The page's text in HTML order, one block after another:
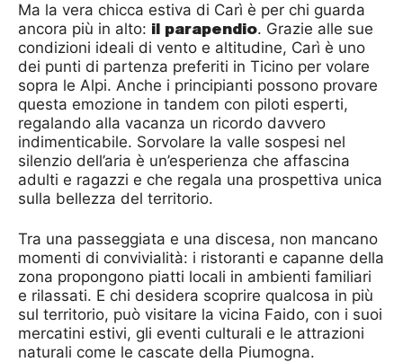
Ma la vera chicca estiva di Carì è per chi guarda
ancora più in alto: il parapendio. Grazie alle sue
condizioni ideali di vento e altitudine, Carì è uno
dei punti di partenza preferiti in Ticino per volare
sopra le Alpi. Anche i principianti possono provare
questa emozione in tandem con piloti esperti,
regalando alla vacanza un ricordo davvero
indimenticabile. Sorvolare la valle sospesi nel
silenzio dell’aria è un’esperienza che affascina
adulti e ragazzi e che regala una prospettiva unica
sulla bellezza del territorio.
Tra una passeggiata e una discesa, non mancano
momenti di convivialità: i ristoranti e capanne della
zona propongono piatti locali in ambienti familiari
e rilassati. E chi desidera scoprire qualcosa in più
sul territorio, può visitare la vicina Faido, con i suoi
mercatini estivi, gli eventi culturali e le attrazioni
naturali come le cascate della Piumogna.